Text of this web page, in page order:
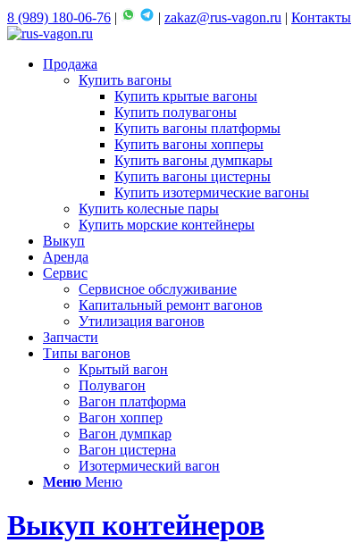
8 (989) 180-06-76 | | zakaz@rus-vagon.ru | Контакты
Продажа
Купить вагоны
Купить крытые вагоны
Купить полувагоны
Купить вагоны платформы
Купить вагоны хопперы
Купить вагоны думпкары
Купить вагоны цистерны
Купить изотермические вагоны
Купить колесные пары
Купить морские контейнеры
Выкуп
Аренда
Сервис
Сервисное обслуживание
Капитальный ремонт вагонов
Утилизация вагонов
Запчасти
Типы вагонов
Крытый вагон
Полувагон
Вагон платформа
Вагон хоппер
Вагон думпкар
Вагон цистерна
Изотермический вагон
Меню Меню
Выкуп контейнеров